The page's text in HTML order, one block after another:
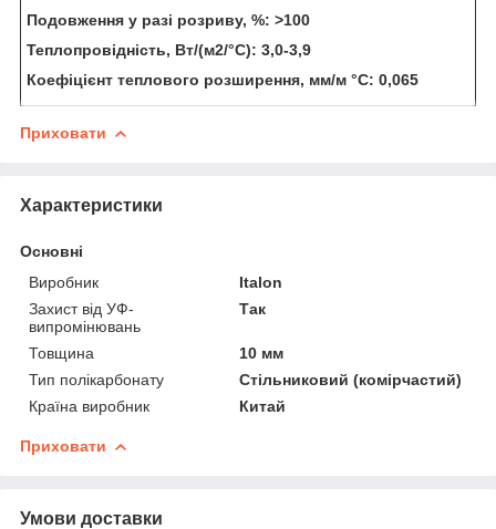
Подовження у разі розриву, %: >100
Теплопровідність, Вт/(м2/°С): 3,0-3,9
Коефіцієнт теплового розширення, мм/м °C: 0,065
Приховати
Характеристики
Основні
Виробник
Italon
Захист від УФ-
випромінювань
Так
Товщина
10 мм
Тип полікарбонату
Стільниковий (комірчастий)
Країна виробник
Китай
Приховати
Умови доставки